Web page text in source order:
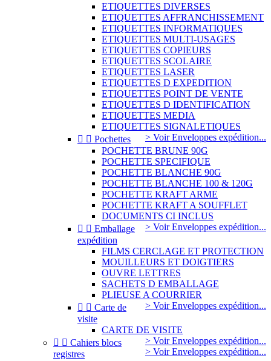
ETIQUETTES DIVERSES
ETIQUETTES AFFRANCHISSEMENT
ETIQUETTES INFORMATIQUES
ETIQUETTES MULTI-USAGES
ETIQUETTES COPIEURS
ETIQUETTES SCOLAIRE
ETIQUETTES LASER
ETIQUETTES D EXPEDITION
ETIQUETTES POINT DE VENTE
ETIQUETTES D IDENTIFICATION
ETIQUETTES MEDIA
ETIQUETTES SIGNALETIQUES
> Voir Enveloppes expédition...
  Pochettes
POCHETTE BRUNE 90G
POCHETTE SPECIFIQUE
POCHETTE BLANCHE 90G
POCHETTE BLANCHE 100 & 120G
POCHETTE KRAFT ARME
POCHETTE KRAFT A SOUFFLET
DOCUMENTS CI INCLUS
> Voir Enveloppes expédition...
  Emballage
expédition
FILMS CERCLAGE ET PROTECTION
MOUILLEURS ET DOIGTIERS
OUVRE LETTRES
SACHETS D EMBALLAGE
PLIEUSE A COURRIER
> Voir Enveloppes expédition...
  Carte de
visite
CARTE DE VISITE
> Voir Enveloppes expédition...
> Voir Enveloppes expédition...
  Cahiers blocs
registres